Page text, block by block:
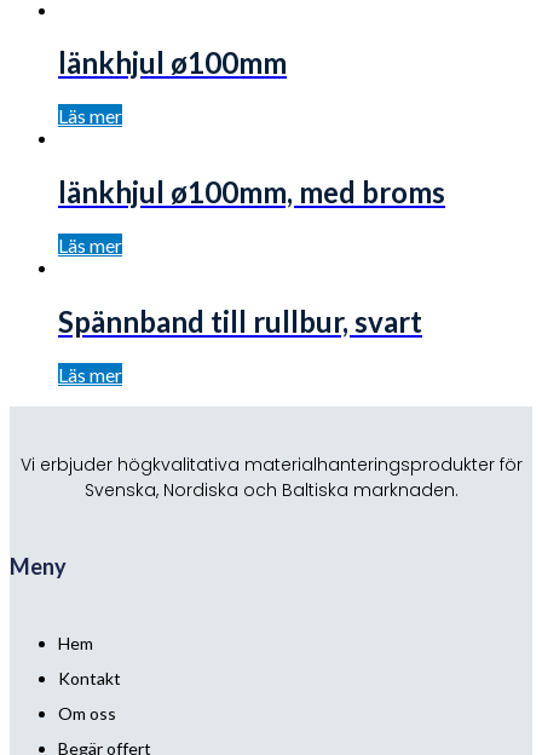
länkhjul ø100mm
Läs mer
länkhjul ø100mm, med broms
Läs mer
Spännband till rullbur, svart
Läs mer
Vi erbjuder högkvalitativa materialhanteringsprodukter för
Svenska, Nordiska och Baltiska marknaden.
Meny
Hem
Kontakt
Om oss
Begär offert